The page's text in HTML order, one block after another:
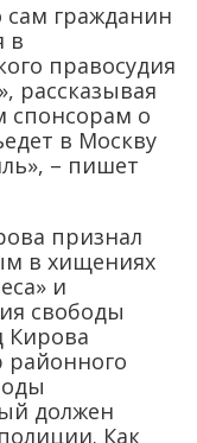
сам гражданин
в
правосудия
рассказывая
спонсорам о
в Москву
– пишет
признал
в хищениях
и
свободы
Кирова
районного
должен
Как